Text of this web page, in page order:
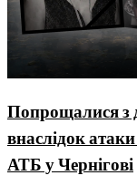
Попрощалися з
внаслідок
АТБ у Чернігові